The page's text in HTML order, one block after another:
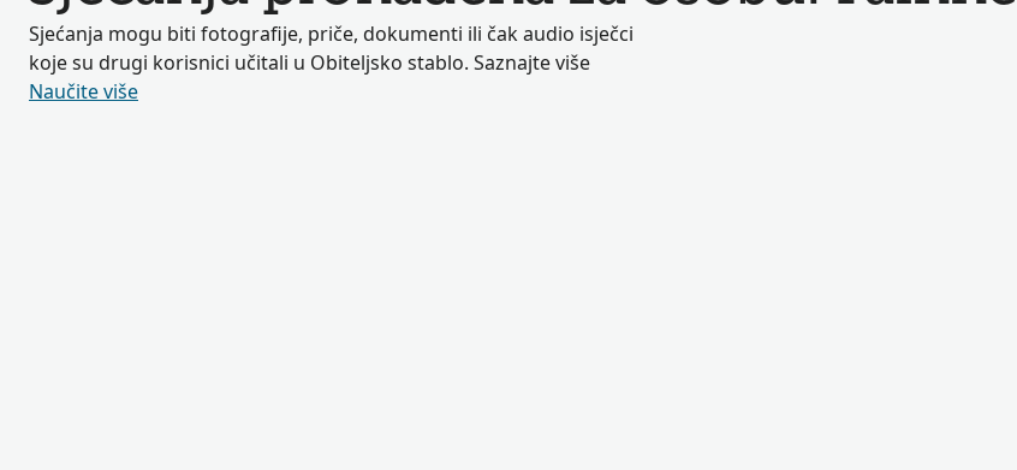
Sjećanja mogu biti fotografije, priče, dokumenti ili čak audio isječci
koje su drugi korisnici učitali u Obiteljsko stablo. Saznajte više
Naučite više